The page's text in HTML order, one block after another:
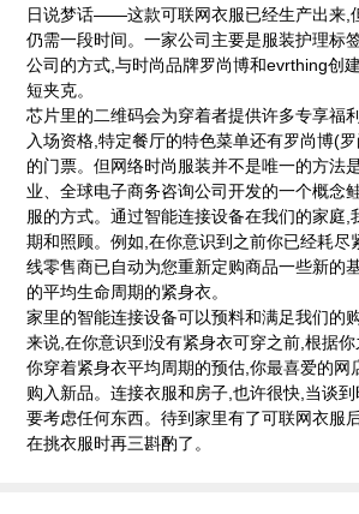
日说梦话——这款可联网衣服已经生产出来,
仍需一段时间。一家公司主要是服装护理标
公司的方式,与时尚品牌罗尚博和evrthing创
短夹克。
芯片里的二维码会为穿着者提供许多专享福
入场资格,特定餐厅的特色菜单还有罗尚博(
的门票。但网络时尚服装并不是唯一的方法
业、全球电子商务咨询公司开发的一个概念
服的方式。通过智能连接设备在我们的家庭,
期和照顾。例如,在你意识到之前你已经耗尽
线零售商已自动为您重新定购商品一些新的
的平均生命周期的紧身衣。
家里的智能连接设备可以预料和满足我们的
来说,在你意识到没有紧身衣可穿之前,根据
你穿着紧身衣平均周期的预估,你最喜爱的网
购入新品。连接衣服和房子,也许很快,当谈
要考虑任何东西。待到家里有了可联网衣服
在挑衣服时再三斟酌了。